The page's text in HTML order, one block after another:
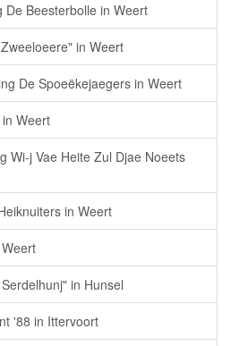
De Beesterbolle in Weert
in Weert
De Spoeëkejaegers in Weert
Weert
Wi-j Vae Heite Zul Djae Noeets
in Weert
in Hunsel
'88 in Ittervoort